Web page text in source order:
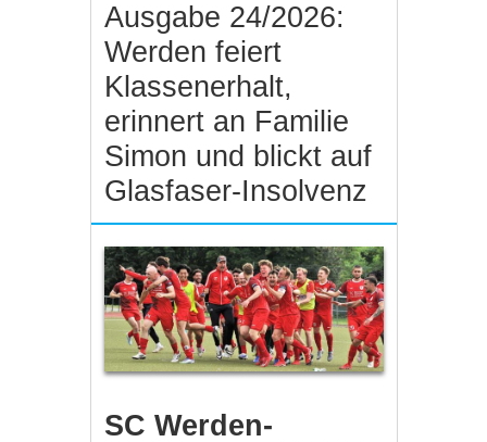
Ausgabe 24/2026:
Werden feiert
Klassenerhalt,
erinnert an Familie
Simon und blickt auf
Glasfaser-Insolvenz
SC Werden-